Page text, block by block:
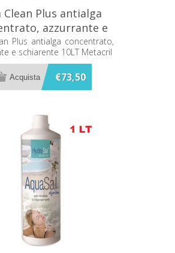
Clean Plus antialga
azzurrante e
10LT Metacril
Plus antialga concentrato,
e schiarente 10LT Metacril
€73,50